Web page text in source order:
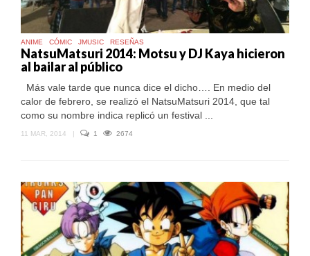
ANIME CÓMIC JMUSIC RESEÑAS
NatsuMatsuri 2014: Motsu y DJ Kaya hicieron
al bailar al público
Más vale tarde que nunca dice el dicho…. En medio del
calor de febrero, se realizó el NatsuMatsuri 2014, que tal
como su nombre indica replicó un festival ...
11 MAR, 2014 | 1 2674